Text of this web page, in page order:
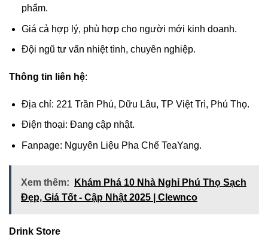
phẩm.
Giá cả hợp lý, phù hợp cho người mới kinh doanh.
Đội ngũ tư vấn nhiệt tình, chuyên nghiệp.
Thông tin liên hệ:
Địa chỉ: 221 Trần Phú, Dữu Lâu, TP Việt Trì, Phú Thọ.
Điện thoại: Đang cập nhật.
Fanpage: Nguyên Liệu Pha Chế TeaYang.
Xem thêm:
Khám Phá 10 Nhà Nghỉ Phú Thọ Sạch
Đẹp, Giá Tốt - Cập Nhật 2025 | Clewnco
Drink Store